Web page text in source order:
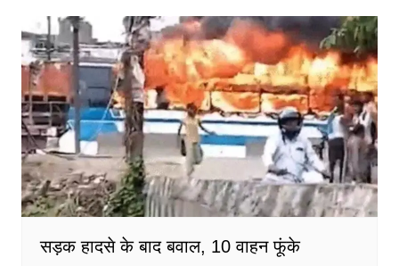
सड़क हादसे के बाद बवाल, 10 वाहन फूंके